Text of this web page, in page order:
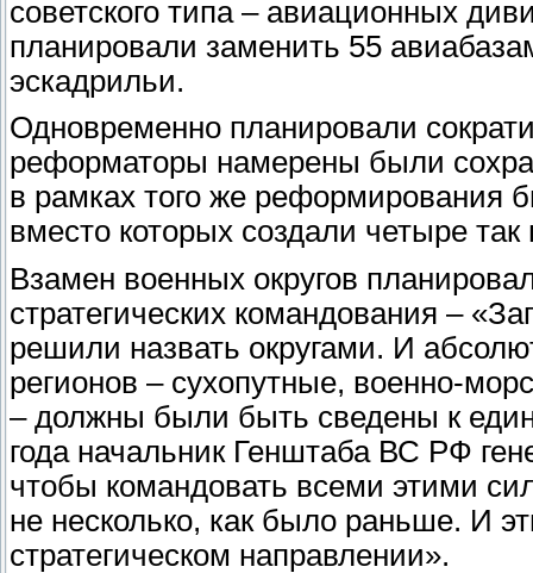
советского типа – авиационных
планировали заменить 55
эскадрильи.
Одновременно планировали
реформаторы намерены были
в рамках того же
вместо которых создали четыре
Взамен военных округов
стратегических командования –
решили назвать округами. И
регионов – сухопутные, военно-
– должны были быть сведены к
года начальник Генштаба ВС РФ
чтобы командовать всеми этими
не несколько, как было раньше. И
стратегическом направлении».